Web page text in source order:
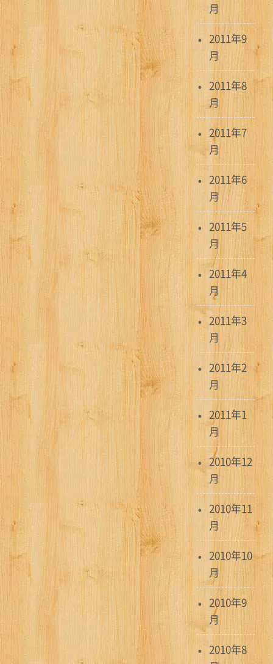
月
2011年9
月
2011年8
月
2011年7
月
2011年6
月
2011年5
月
2011年4
月
2011年3
月
2011年2
月
2011年1
月
2010年12
月
2010年11
月
2010年10
月
2010年9
月
2010年8